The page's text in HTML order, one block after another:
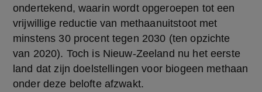
ondertekend, waarin wordt opgeroepen tot een
vrijwillige reductie van methaanuitstoot met
minstens 30 procent tegen 2030 (ten opzichte
van 2020). Toch is Nieuw-Zeeland nu het eerste
land dat zijn doelstellingen voor biogeen methaan
onder deze belofte afzwakt.